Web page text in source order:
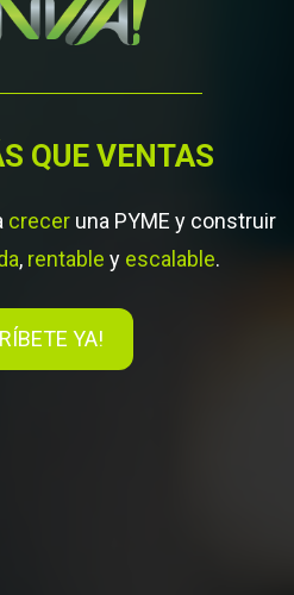
QUE VENTAS
crecer una PYME y construir
, rentable y escalable.
YA!